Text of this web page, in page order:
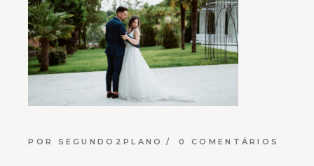
POR SEGUNDO2PLANO 0 COMENTÁRIOS